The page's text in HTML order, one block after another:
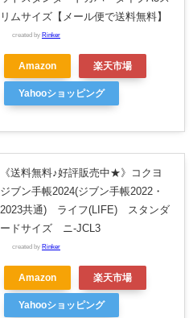
リムサイズ【メール便で送料無料】
created by Rinker
Amazon 楽天市場
Yahooショッピング
《送料無料♪好評販売中★》コクヨ
ジブン手帳2024(ジブン手帳2022・
2023共通) ライフ(LIFE) スタンダ
ードサイズ ニ-JCL3
created by Rinker
Amazon 楽天市場
Yahooショッピング